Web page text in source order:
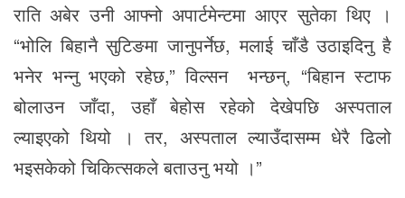
राति अबेर उनी आफ्नो अपार्टमेन्टमा आएर सुतेका थिए ।
“भोलि बिहानै सुटिङमा जानुपर्नेछ, मलाई चाँडै उठाइदिनु है
भनेर भन्नु भएको रहेछ,” विल्सन भन्छन्, “बिहान स्टाफ
बोलाउन जाँदा, उहाँ बेहोस रहेको देखेपछि अस्पताल
ल्याइएको थियो । तर, अस्पताल ल्याउँदासम्म धेरै ढिलो
भइसकेको चिकित्सकले बताउनु भयो ।”